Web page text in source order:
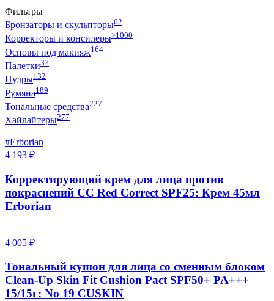
Фильтры
Бронзаторы и скульпторы62
Корректоры и консилеры>1000
Основы под макияж164
Палетки37
Пудры132
Румяна189
Тональные средства227
Хайлайтеры277
#Erborian
4 193 ₽
Корректирующий крем для лица против
покраснений CC Red Correct SPF25: Крем 45мл
Erborian
4 005 ₽
Тональный кушон для лица со сменным блоком
Clean-Up Skin Fit Cushion Pact SPF50+ PA+++
15/15г: No 19 CUSKIN